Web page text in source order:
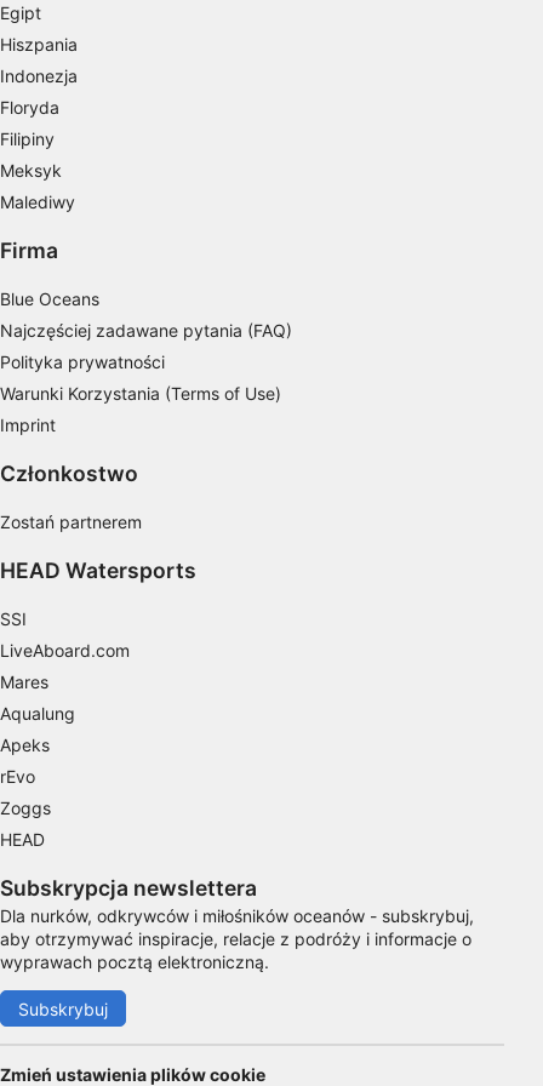
Egipt
Hiszpania
Indonezja
Floryda
Filipiny
Meksyk
Malediwy
Firma
Blue Oceans
Najczęściej zadawane pytania (FAQ)
Polityka prywatności
Warunki Korzystania (Terms of Use)
Imprint
Członkostwo
Zostań partnerem
HEAD Watersports
SSI
LiveAboard.com
Mares
Aqualung
Apeks
rEvo
Zoggs
HEAD
Subskrypcja newslettera
Dla nurków, odkrywców i miłośników oceanów - subskrybuj,
aby otrzymywać inspiracje, relacje z podróży i informacje o
wyprawach pocztą elektroniczną.
Subskrybuj
Zmień ustawienia plików cookie
spersonalizowanych reklam
Wykorzystywanie profili w celu doboru
spersonalizowanych treści
Pomiar efektywności reklam
kombinacji danych z różnych źródeł
Rozwój i ulepszanie usług
Wykorzystywanie ograniczonych danych do
wyboru treści
Funkcje specjalne IAB:
geolokalizacyjnych
Identyfikowanie urządzeń na podstawie
Cele przetwarzania inne niż IAB:
Wydajność (Performance)
Reklama / śledzenie